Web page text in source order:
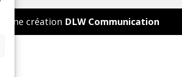
Une création DLW Communication